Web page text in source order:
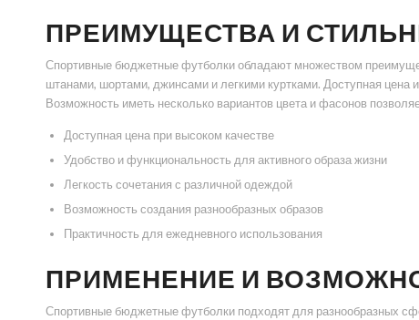
ПРЕИМУЩЕСТВА И
Спортивные бюджетные футболки обладают множеством
штанами, шортами, джинсами и легкими куртками. Доступная
Возможность иметь несколько вариантов цвета и фасонов
Доступная цена при высоком качестве
Удобство и функциональность для активного образа жизни
Легкость сочетания с различной одеждой
Возможность создания разнообразных образов
Практичность для ежедневного использования
ПРИМЕНЕНИЕ И
Спортивные бюджетные футболки подходят для разнообразных